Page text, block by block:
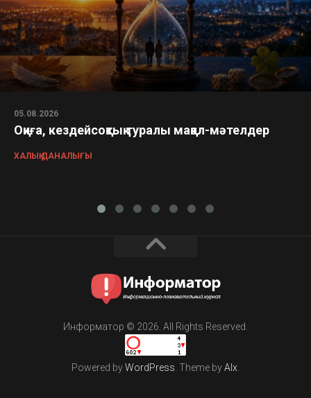
05.08.2026
Оқиға, кездейсоқтық туралы мақал-мәтелдер
ХАЛЫҚ ДАНАЛЫҒЫ
Информатор © 2026. All Rights Reserved.
Powered byWordPress . Theme byAlx